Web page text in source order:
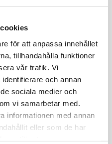
för att anpassa innehållet
tillhandahålla funktioner
vår trafik. Vi
och annan
sociala medier och
vi samarbetar med.
informationen med annan
eller som de har
och fat